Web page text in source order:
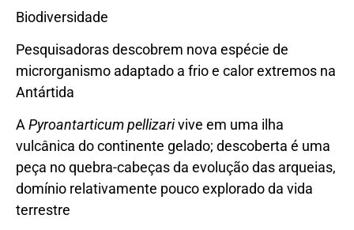
Biodiversidade
Pesquisadoras descobrem nova espécie de
microrganismo adaptado a frio e calor extremos na
Antártida
APyroantarticum pellizarivive em uma ilha
vulcânica do continente gelado; descoberta é uma
peça no quebra-cabeças da evolução das arqueias,
domínio relativamente pouco explorado da vida
terrestre